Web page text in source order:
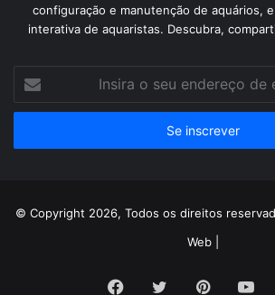
configuração e manutenção de aquários,
interativa de aquaristas. Descubra,
seu
de
© Copyright 2026, Todos os direitos
Web|
Facebook
TwitterPinterest